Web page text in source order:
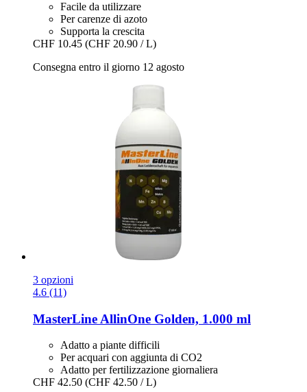
Facile da utilizzare
Per carenze di azoto
Supporta la crescita
CHF 10.45 (CHF 20.90 / L)
Consegna entro il giorno 12 agosto
3 opzioni
4.6 (11)
MasterLine AllinOne Golden, 1.000 ml
Adatto a piante difficili
Per acquari con aggiunta di CO2
Adatto per fertilizzazione giornaliera
CHF 42.50 (CHF 42.50 / L)